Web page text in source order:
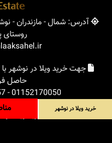
آدرس: شمال - مازندران -
روستای
جهت خرید ویلا در نوشهر
حاصل
01152170050
-
املاک ساحل
خرید ویلا
خرید ویلا در نوشهر